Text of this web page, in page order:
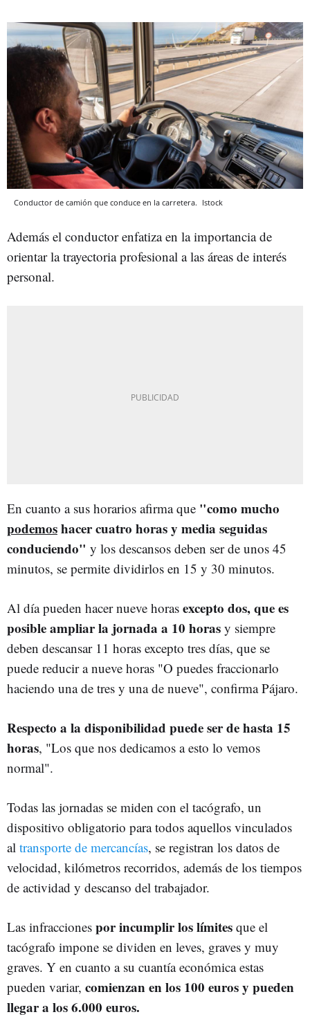
Conductor de camión que conduce en la carretera. Istock
Además el conductor enfatiza en la importancia de
orientar la trayectoria profesional a las áreas de interés
personal.
En cuanto a sus horarios afirma que "como mucho
podemoshacer cuatro horas y media seguidas
conduciendo" y los descansos deben ser de unos 45
minutos, se permite dividirlos en 15 y 30 minutos.
Al día pueden hacer nueve horas excepto dos, que es
posible ampliar la jornada a 10 horas y siempre
deben descansar 11 horas excepto tres días, que se
puede reducir a nueve horas "O puedes fraccionarlo
haciendo una de tres y una de nueve", confirma Pájaro.
Respecto a la disponibilidad puede ser de hasta 15
horas, "Los que nos dedicamos a esto lo vemos
normal".
Todas las jornadas se miden con el tacógrafo, un
dispositivo obligatorio para todos aquellos vinculados
al transporte de mercancías, se registran los datos de
velocidad, kilómetros recorridos, además de los tiempos
de actividad y descanso del trabajador.
Las infracciones por incumplir los límites que el
tacógrafo impone se dividen en leves, graves y muy
graves. Y en cuanto a su cuantía económica estas
pueden variar, comienzan en los 100 euros y pueden
llegar a los 6.000 euros.